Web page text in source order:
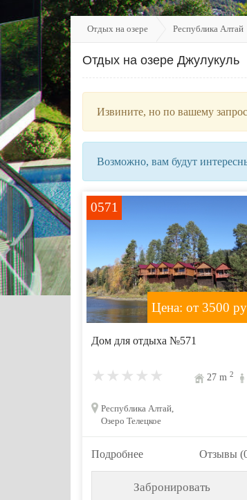
Отдых на озере Республика Алтай
Отдых на озере Джулукуль
Извините, но по вашему
Возможно, вам будут
0571
Цена: от 3500
Дом для отдыха №571
27m 2
Республика Алтай,
Озеро Телецкое
Подробнее Отзывы
Забронировать